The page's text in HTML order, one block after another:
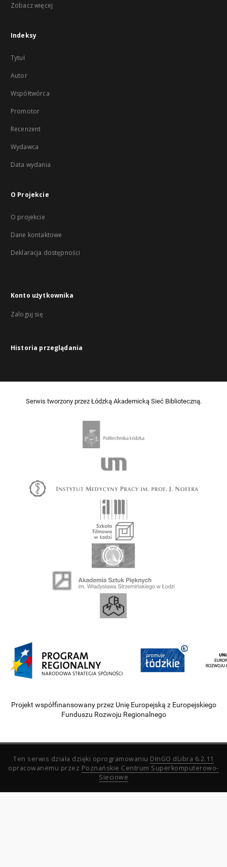
Zobacz więcej
Indeksy
Tytuł
Autor
Współtwórca
Promotor
Recenzent
Wydawca
Data wydania
O Projekcie
O projekcie
Dane kontaktowe
Deklaracja dostępności
Konto użytkownika
Zaloguj się
Historia przeglądania
Serwis tworzony przez Łódzką Akademicką Sieć Biblioteczną.
Projekt współfinansowany przez Unię Europejską z Europejskiego
Funduszu Rozwoju Regionalnego
Ten serwis działa dzięki oprogramowaniu DInGO dLibra 6.2.11
opracowanemu przez Poznańskie Centrum Superkomputerowo-
Sieciowe